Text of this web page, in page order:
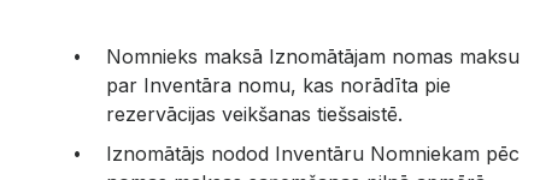
Nomnieks maksā Iznomātājam nomas maksu
par Inventāra nomu, kas norādīta pie
rezervācijas veikšanas tiešsaistē.
Iznomātājs nodod Inventāru Nomniekam pēc